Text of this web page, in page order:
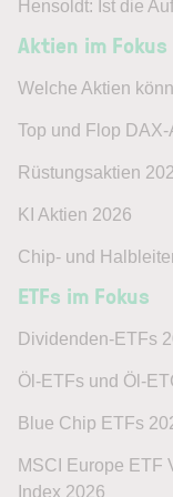
Hensoldt: Ist die
Aktien im Fokus
Welche Aktien
Top und Flop
Rüstungsaktien
KI Aktien 2026
Chip- und
ETFs im Fokus
Dividenden-ETFs
Öl-ETFs und Öl-
Blue Chip ETFs
MSCI Europe ETF
Index 2026